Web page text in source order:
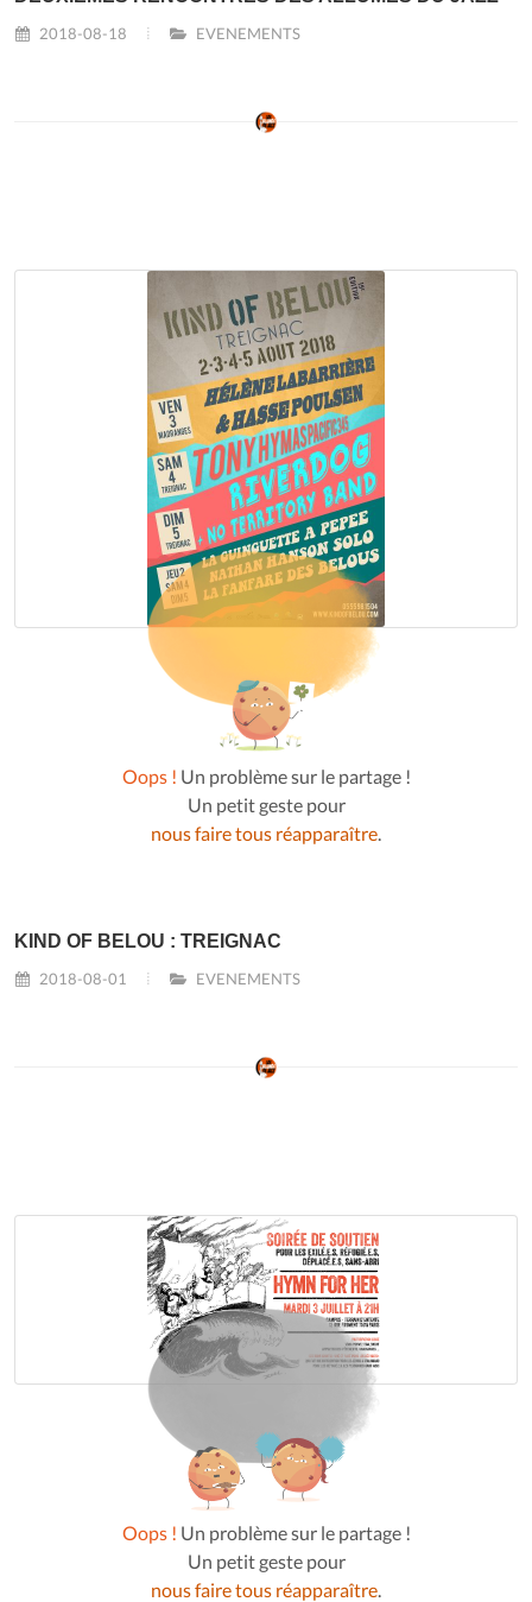
2018-08-18 EVENEMENTS
Oops ! Un problème sur le partage !
Un petit geste pour
nous faire tous réapparaître.
KIND OF BELOU : TREIGNAC
2018-08-01 EVENEMENTS
Oops ! Un problème sur le partage !
Un petit geste pour
nous faire tous réapparaître.